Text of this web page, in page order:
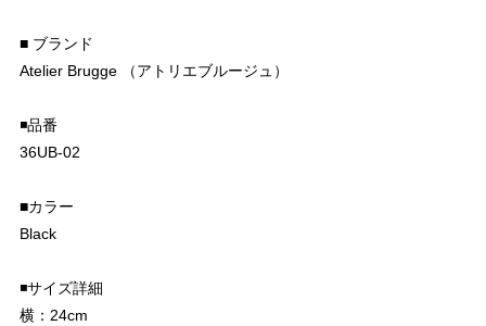
■ ブランド
Atelier Brugge （アトリエブルージュ）
◾️品番
36UB-02
■カラー
Black
◾️サイズ詳細
横：24cm